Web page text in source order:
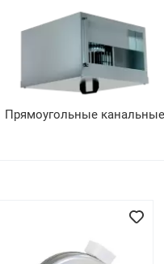
Прямоугольные канальные